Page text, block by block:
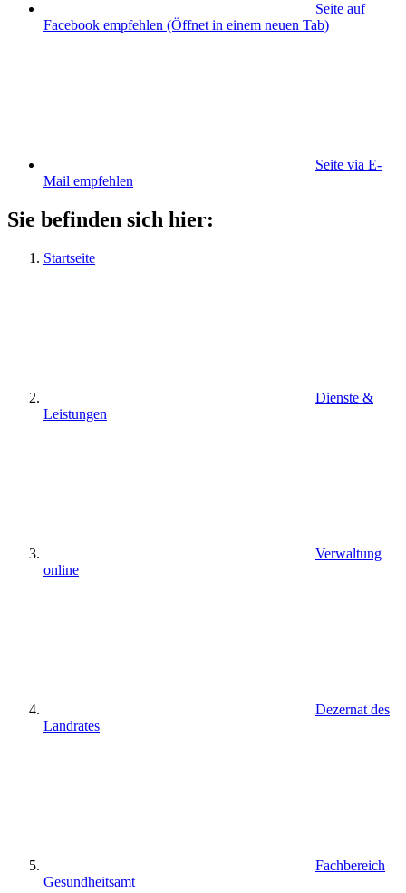
Seite auf
Facebook empfehlen (Öffnet in einem neuen Tab)
Seite via E-
Mail empfehlen
Sie befinden sich hier:
Startseite
Dienste &
Leistungen
Verwaltung
online
Dezernat des
Landrates
Fachbereich
Gesundheitsamt